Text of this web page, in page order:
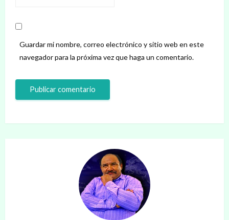
Guardar mi nombre, correo electrónico y sitio web en este
navegador para la próxima vez que haga un comentario.